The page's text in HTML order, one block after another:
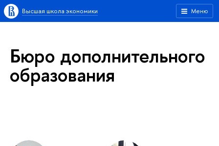
Меню
Высшая школа экономики
Бюро дополнительного
образования